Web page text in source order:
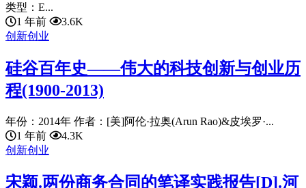
类型：E...
1 年前
3.6K
创新创业
硅谷百年史——伟大的科技创新与创业历
程(1900-2013)
年份：2014年 作者：[美]阿伦·拉奥(Arun Rao)&皮埃罗·...
1 年前
4.3K
创新创业
宋颖.两份商务合同的笔译实践报告[D].河